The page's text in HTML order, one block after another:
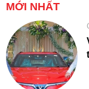
MỚI NHẤT